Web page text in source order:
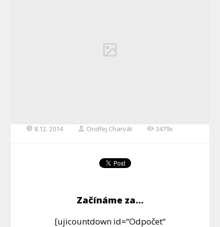
8.12. 2014 Ondřej Charvát 3479x
Začínáme za…
[ujicountdown id=“Odpočet“